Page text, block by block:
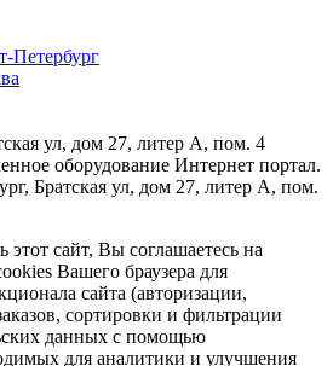
Петербург
ул, дом 27, литер А, пом. 4
оборудование Интернет портал.
Братская ул, дом 27, литер А, пом.
этот сайт, Вы соглашаетесь на
Вашего браузера для
сайта (авторизации,
сортировки и фильтрации
данных с помощью
для аналитики и улучшения